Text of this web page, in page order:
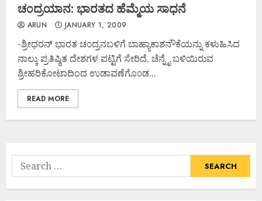
ಚ೦ದ್ರಯಾನ: ಭಾರತದ ಹೆಮ್ಮೆಯ ಸಾಧನೆ
ARUN JANUARY 1, 2009
-ಶ್ರೀಧರನ್ ಭಾರತ ಚ೦ದ್ರನಬಳಿಗೆ ಬಾಹ್ಯಾಕಾಶನೌಕೆಯನ್ನು ಕಳುಹಿಸಿದ
ನಾಲ್ಕು ಪ್ರತಿಷ್ಠಿತ ದೇಶಗಳ ಪಟ್ಟಿಗೆ ಸೇರಿದೆ. ಚೆನ್ನೈ ಬಳಿಯಿರುವ
ಶ್ರೀಹರಿಕೋಟಾದಿಂದ ಉಡಾವಣೆಗೊ೦ಡ...
READ MORE
Search
for: